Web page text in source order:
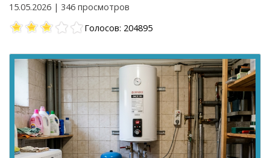
15.05.2026 | 346 просмотров
Голосов: 204895